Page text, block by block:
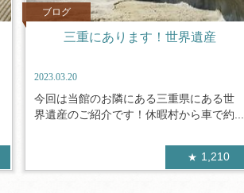
ブログ
三重にあります！世界遺産
2023.03.20
今回は当館のお隣にある三重県にある世
界遺産のご紹介です！休暇村から車で約...
1,210